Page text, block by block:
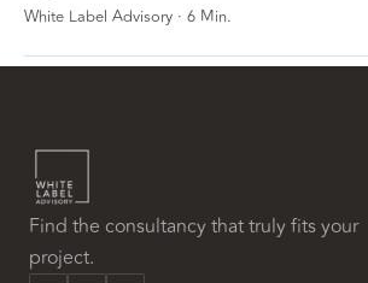
White Label Advisory · 6 Min.
Find the consultancy that truly fits your
project.